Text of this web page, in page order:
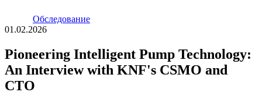
Oбследование
01.02.2026
Pioneering Intelligent Pump Technology:
An Interview with KNF's CSMO and
CTO